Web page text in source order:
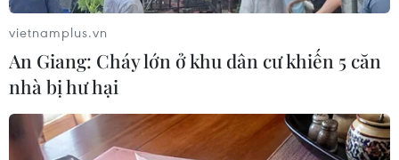
TIN LIÊN QUAN
vietnamplus.vn
An Giang: Cháy lớn ở khu dân cư khiến 5 căn
nhà bị hư hại